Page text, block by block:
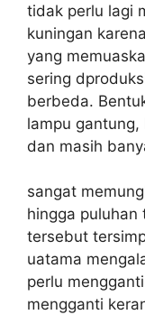
tidak perlu lagi
kuningan
yang
sering
berbeda.
lampu
dan masih
sangat
hingga puluhan
tersebut
uatama
perlu
mengganti